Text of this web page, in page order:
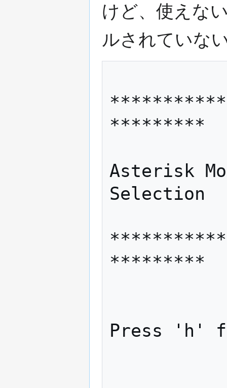
けど、使えな
ルされていな
*********
Asterisk
Selection
*********
Press 'h'